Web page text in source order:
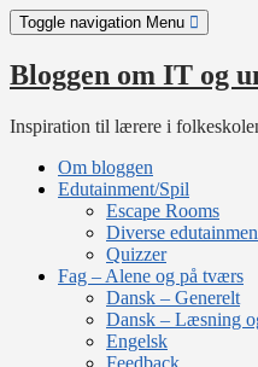
Skip
to
content
Toggle navigation Menu
Bloggen om IT og
Inspiration til lærere i
Om bloggen
Edutainment/Spil
Escape Rooms
Diverse
Quizzer
Fag – Alene og på tværs
Dansk – Generelt
Dansk – Læsning
Engelsk
Feedback